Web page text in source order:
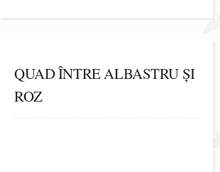
QUAD ÎNTRE ALBASTRU ȘI
ROZ